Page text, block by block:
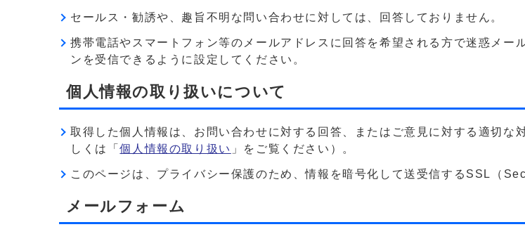
セールス・勧誘や、趣旨不明な問い合わせに対しては、回答しておりません。
携帯電話やスマートフォン等のメールアドレスに回答を希望される方で迷惑メ
ンを受信できるように設定してください。
個人情報の取り扱いについて
取得した個人情報は、お問い合わせに対する回答、またはご意見に対する適切
しくは「個人情報の取り扱い 」をご覧ください）。
このページは、プライバシー保護のため、情報を暗号化して送受信するSSL（
メールフォーム